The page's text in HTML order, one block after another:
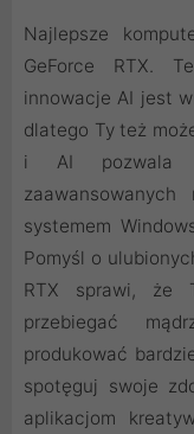
Najlepsze
GeForce RTX.
innowacje AI jest
dlatego Ty też
i AI pozwala
systemem
Pomyśl o
RTX sprawi, że
przebiegać
produkować
spotęguj swoje
aplikacjom